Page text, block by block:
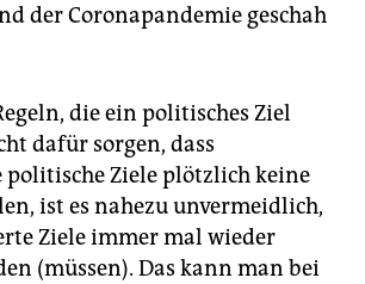
der Coronapandemie geschah
die ein politisches Ziel
dafür sorgen, dass
Ziele plötzlich keine
ist es nahezu unvermeidlich,
Ziele immer mal wieder
(müssen). Das kann man bei